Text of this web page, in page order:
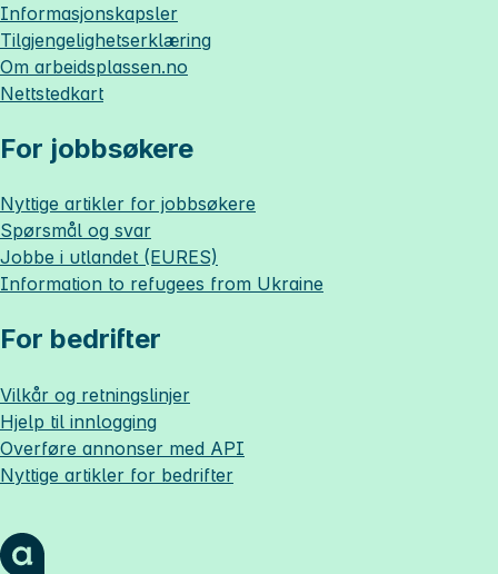
Informasjonskapsler
Tilgjengelighetserklæring
Om arbeidsplassen.no
Nettstedkart
For jobbsøkere
Nyttige artikler for jobbsøkere
Spørsmål og svar
Jobbe i utlandet (EURES)
Information to refugees from Ukraine
For bedrifter
Vilkår og retningslinjer
Hjelp til innlogging
Overføre annonser med API
Nyttige artikler for bedrifter